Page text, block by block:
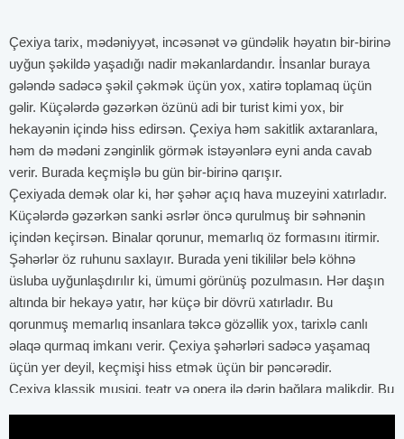
Çexiya tarix, mədəniyyət, incəsənət və gündəlik həyatın bir-birinə
uyğun şəkildə yaşadığı nadir məkanlardandır. İnsanlar buraya
gələndə sadəcə şəkil çəkmək üçün yox, xatirə toplamaq üçün
gəlir. Küçələrdə gəzərkən özünü adi bir turist kimi yox, bir
hekayənin içində hiss edirsən. Çexiya həm sakitlik axtaranlara,
həm də mədəni zənginlik görmək istəyənlərə eyni anda cavab
verir. Burada keçmişlə bu gün bir-birinə qarışır.
Çexiyada demək olar ki, hər şəhər açıq hava muzeyini xatırladır.
Küçələrdə gəzərkən sanki əsrlər öncə qurulmuş bir səhnənin
içindən keçirsən. Binalar qorunur, memarlıq öz formasını itirmir.
Şəhərlər öz ruhunu saxlayır. Burada yeni tikililər belə köhnə
üsluba uyğunlaşdırılır ki, ümumi görünüş pozulmasın. Hər daşın
altında bir hekayə yatır, hər küçə bir dövrü xatırladır. Bu
qorunmuş memarlıq insanlara təkcə gözəllik yox, tarixlə canlı
əlaqə qurmaq imkanı verir. Çexiya şəhərləri sadəcə yaşamaq
üçün yer deyil, keçmişi hiss etmək üçün bir pəncərədir.
Çexiya klassik musiqi, teatr və opera ilə dərin bağlara malikdir. Bu